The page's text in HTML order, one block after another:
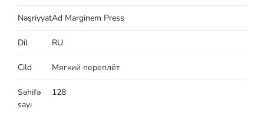
NəşriyyatAd Marginem Press
Dil RU
Cild Мягкий переплёт
Səhifə
sayı
128